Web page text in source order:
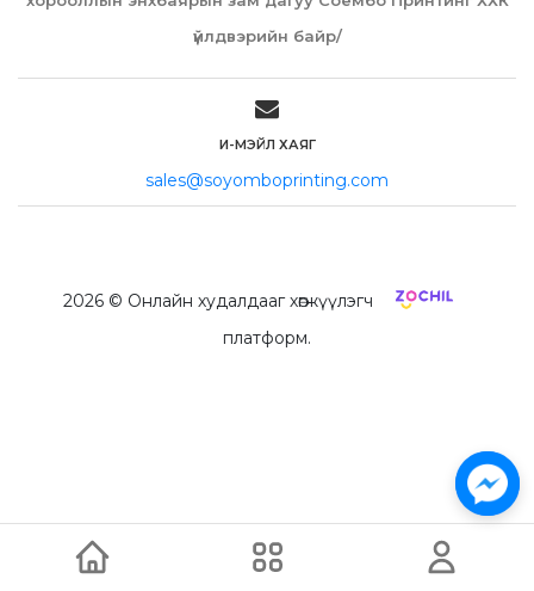
үйлдвэрийн байр/
И-МЭЙЛ ХАЯГ
sales@soyomboprinting.com
2026 © Онлайн худалдааг хөгжүүлэгч
платформ.